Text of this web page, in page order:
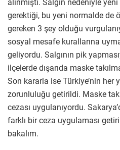
alınmıştı. Salgın nedeniyle
gerektiği, bu yeni normalde de
gereken 3 şey olduğu
sosyal mesafe kurallarına
geliyordu. Salgının pik
ilçelerde dışarıda maske
Son kararla ise Türkiye’nin her
zorunluluğu getirildi. Maske
cezası uygulanıyordu.
farklı bir ceza uygulaması
bakalım.